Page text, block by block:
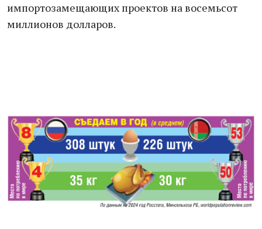
импортозамещающих проектов на восемьсот
миллионов долларов.